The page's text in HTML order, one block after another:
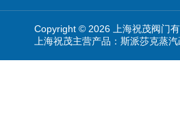
Copyright © 2026 上海祝茂阀门
上海祝茂主营产品：斯派莎克蒸